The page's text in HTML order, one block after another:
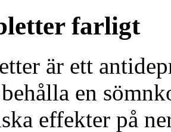
farligt
är ett
en
effekter på